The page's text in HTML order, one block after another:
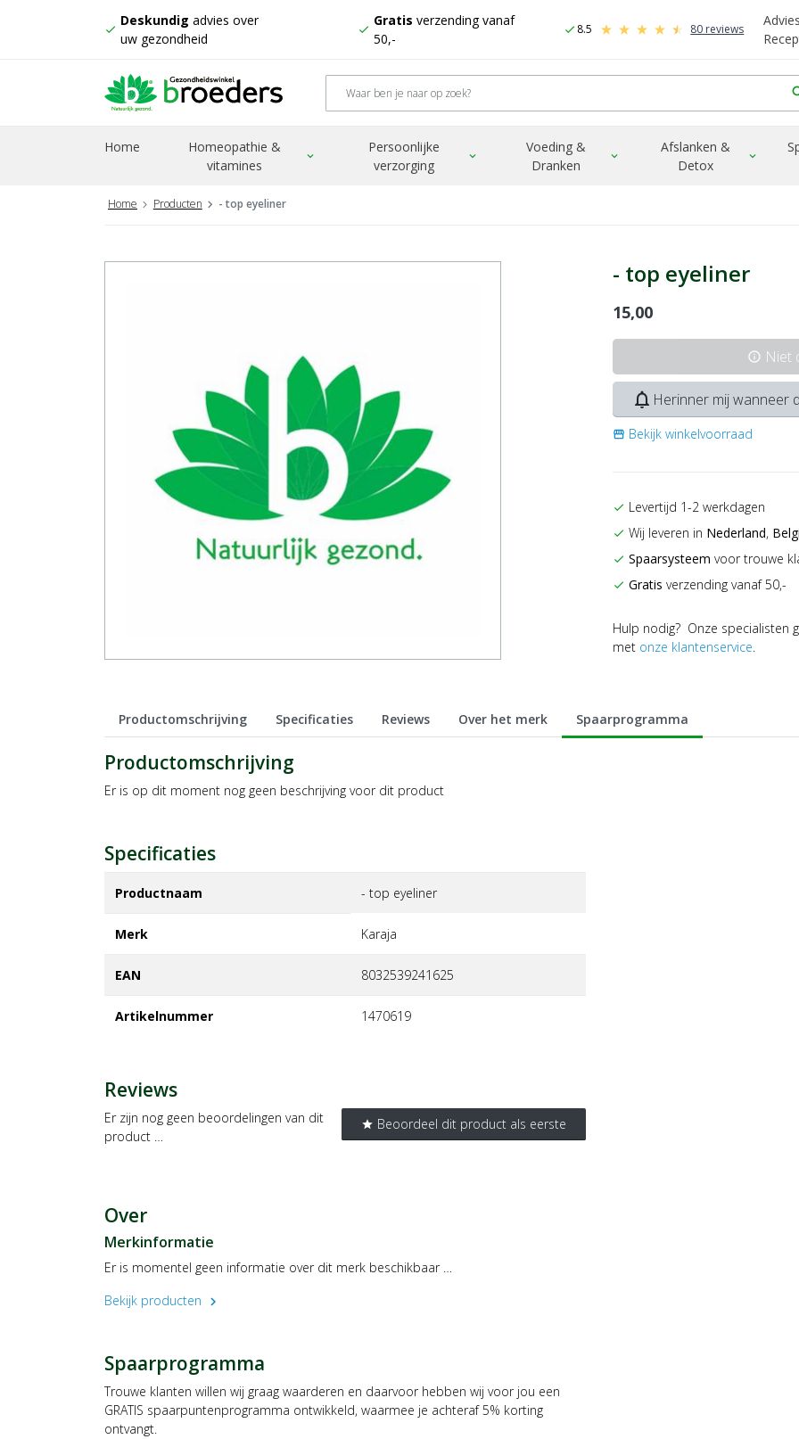
check
Deskundig advies over
uw gezondheid
check
Gratis verzending vanaf
50,-
check 8.5 80 reviews
Home
Homeopathie &
vitamines
expand_more
Persoonlijke
verzorging
expand_more
Voeding &
Dranken
expand_more
Afslanken &
Detox
expand_more
Home Producten - top eyeliner
- top eyeliner
15,00
info Niet
notifications_none Herinner mij wanneer
storefront Bekijk winkelvoorraad
check Levertijd 1-2 werkdagen
check Wij leveren in Nederland,
check Spaarsysteem voor trouwe
check Gratis verzending vanaf 50,-
Hulp nodig? Onze specialisten
met onze klantenservice.
Productomschrijving Specificaties Reviews Over het merk Spaarprogramma
Productomschrijving
Er is op dit moment nog geen beschrijving voor dit product
Specificaties
Productnaam - top eyeliner
Merk karaja
EAN 8032539241625
Artikelnummer 1470619
Reviews
star Beoordeel dit product als eerste
Er zijn nog geen beoordelingen van dit
product …
Over
Merkinformatie
Er is momentel geen informatie over dit merk beschikbaar …
Bekijk producten
chevron_right
Spaarprogramma
Trouwe klanten willen wij graag waarderen en daarvoor hebben wij voor jou een
GRATIS spaarpuntenprogramma ontwikkeld, waarmee je achteraf 5% korting
ontvangt.